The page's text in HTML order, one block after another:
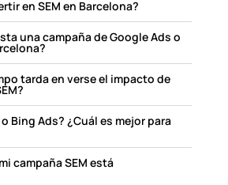
en SEM en Barcelona?
una campaña de Google Ads o
tarda en verse el impacto de
Bing Ads? ¿Cuál es mejor para
campaña SEM está